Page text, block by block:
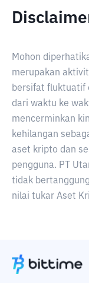
Mohon
merupakan
bersifat fluktuatif
dari waktu ke
mencerminkan
kehilangan
aset kripto dan
pengguna. PT
tidak
nilai tukar Aset